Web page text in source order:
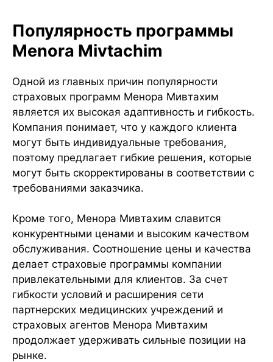
Популярность программы
Menora Mivtachim
Одной из главных причин популярности
страховых программ Менора Мивтахим
является их высокая адаптивность и гибкость.
Компания понимает, что у каждого клиента
могут быть индивидуальные требования,
поэтому предлагает гибкие решения, которые
могут быть скорректированы в соответствии с
требованиями заказчика.
Кроме того, Менора Мивтахим славится
конкурентными ценами и высоким качеством
обслуживания. Соотношение цены и качества
делает страховые программы компании
привлекательными для клиентов. За счет
гибкости условий и расширения сети
партнерских медицинских учреждений и
страховых агентов Менора Мивтахим
продолжает удерживать сильные позиции на
рынке.